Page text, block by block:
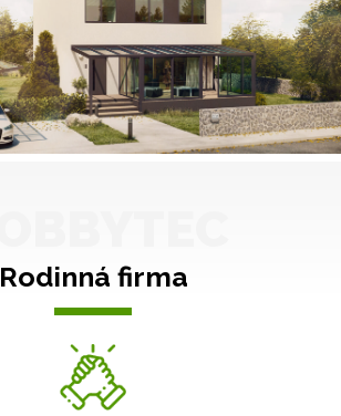
Rodinná firma